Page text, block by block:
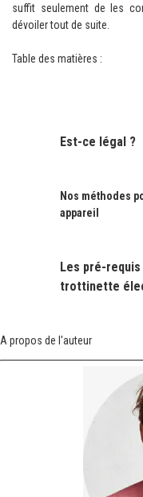
suffit seulement de les
dévoiler tout de suite.
Table des matières :
Est-ce légal ?
Nos méthodes
appareil
Les pré-
trottinette
A propos de l'auteur